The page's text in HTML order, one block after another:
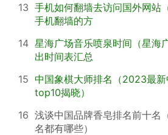
13 手机如何翻墙去访问国外网站
手机翻墙的方
14 星海广场音乐喷泉时间（星海
出时间表汇总
15 中国象棋大师排名（2023最
top10揭晓）
16 浅谈中国品牌香皂排名前十名
名都有哪些）